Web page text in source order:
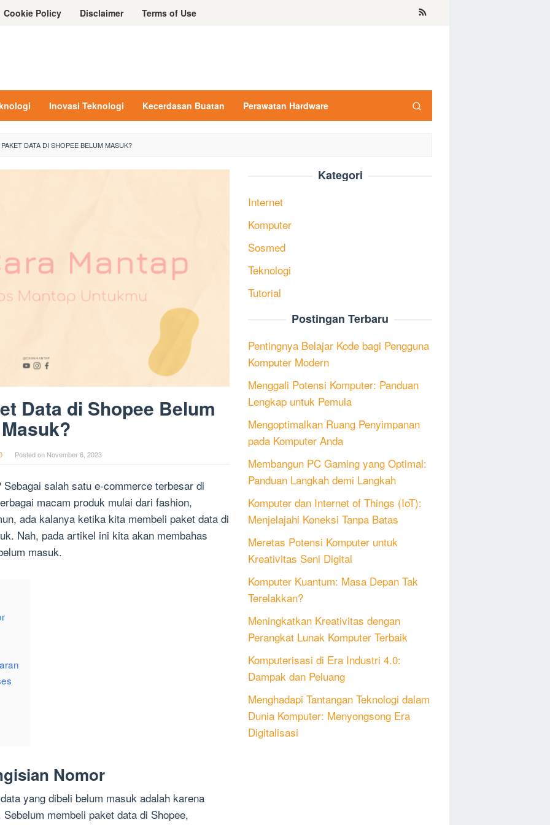
Cookie Policy Disclaimer Terms of Use
Inovasi Teknologi Kecerdasan Buatan Perawatan Hardware
DATA DI SHOPEE BELUM MASUK?
Data di Shopee Belum
Masuk?
Posted on November 6, 2023
salah satu e-commerce terbesar di
macam produk mulai dari fashion,
ada kalanya ketika kita membeli paket data di
Nah, pada artikel ini kita akan membahas
masuk.
Nomor
yang dibeli belum masuk adalah karena
membeli paket data di Shopee,
Kategori
Internet
Komputer
Sosmed
Teknologi
Tutorial
Postingan Terbaru
Pentingnya Belajar Kode bagi Pengguna
Komputer Modern
Menggali Potensi Komputer: Panduan
Lengkap untuk Pemula
Mengoptimalkan Ruang Penyimpanan
pada Komputer Anda
Membangun PC Gaming yang Optimal:
Panduan Langkah demi Langkah
Komputer dan Internet of Things (IoT):
Menjelajahi Koneksi Tanpa Batas
Meretas Potensi Komputer untuk
Kreativitas Seni Digital
Komputer Kuantum: Masa Depan Tak
Terelakkan?
Meningkatkan Kreativitas dengan
Perangkat Lunak Komputer Terbaik
Komputerisasi di Era Industri 4.0:
Dampak dan Peluang
Menghadapi Tantangan Teknologi dalam
Dunia Komputer: Menyongsong Era
Digitalisasi